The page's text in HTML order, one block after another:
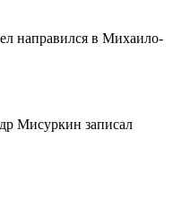
направился в Михаило-
Мисуркин записал